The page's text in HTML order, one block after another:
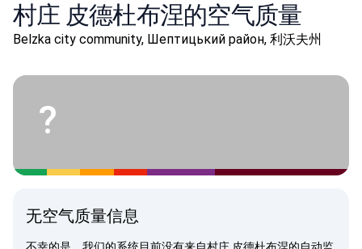
村庄 皮德杜布涅的空气质量
Belzka city community, Шептицький район, 利沃夫州
?
无空气质量信息